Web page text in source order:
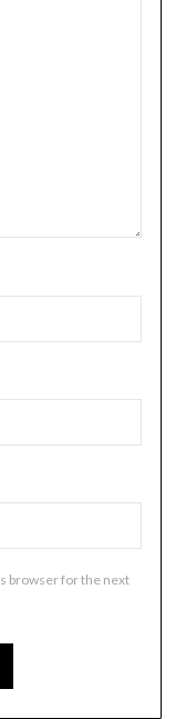
browser for the next